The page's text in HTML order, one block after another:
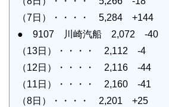
（7日）・・・・ 5,284 +144
● 9107 川崎汽船 2,072 -40
（13日）・・・・ 2,112 -4
（12日）・・・・ 2,116 -44
（11日）・・・・ 2,160 -41
（8日）・・・・ 2,201 +25